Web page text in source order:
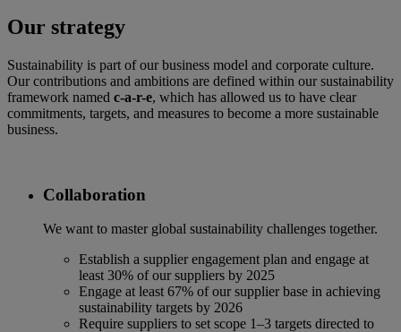
Our strategy
Sustainability is part of our business model and corporate culture.
Our contributions and ambitions are defined within our sustainability
framework named c-a-r-e, which has allowed us to have clear
commitments, targets, and measures to become a more sustainable
business.
Collaboration
We want to master global sustainability challenges together.
Establish a supplier engagement plan and engage at
least 30% of our suppliers by 2025
Engage at least 67% of our supplier base in achieving
sustainability targets by 2026
Require suppliers to set scope 1–3 targets directed to